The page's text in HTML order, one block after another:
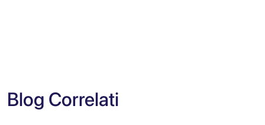
Blog Correlati